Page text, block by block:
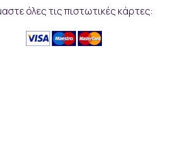
όλες τις πιστωτικές κάρτες: